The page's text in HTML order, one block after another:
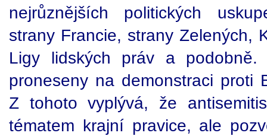
nejrůznějších politických
strany Francie, strany Zelených,
Ligy lidských práv a podobně.
proneseny na demonstraci proti
Z tohoto vyplývá, že
tématem krajní pravice, ale